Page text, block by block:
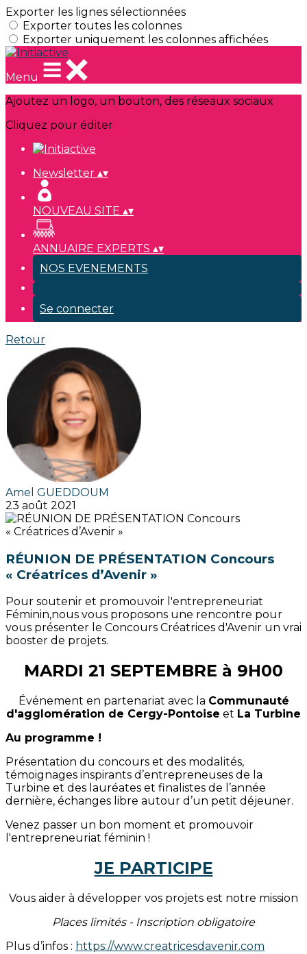
Exporter les lignes sélectionnées
Exporter toutes les colonnes
Exporter uniquement les colonnes affichées
Menu
Ajoutez un logo, un bouton, des réseaux sociaux
Cliquez pour éditer
Newsletter ▴▾
NOUVEAU SITE ▴▾
ANNUAIRE EXPERTS ▴▾
NOS EVENEMENTS
Se connecter
Retour
Amel GUEDDOUM
23 août 2021
RÉUNION DE PRÉSENTATION Concours
« Créatrices d’Avenir »
Pour soutenir et promouvoir l'entrepreneuriat
Féminin,nous vous proposons une rencontre pour
vous présenter le Concours Créatrices d'Avenir un vrai
booster de projets.
MARDI 21 SEPTEMBRE à 9H00
Événement en partenariat avec la Communauté
d'agglomération de Cergy-Pontoise et La Turbine
Au programme !
Présentation du concours et des modalités,
témoignages inspirants d’entrepreneuses de la
Turbine et des lauréates et finalistes de l’année
dernière, échanges libre autour d’un petit déjeuner.
Venez passer un bon moment et promouvoir
l'entrepreneuriat féminin !
JE PARTICIPE
Vous aider à développer vos projets est notre mission
Places limités - Inscription obligatoire
Plus d’infos : https://www.creatricesdavenir.com